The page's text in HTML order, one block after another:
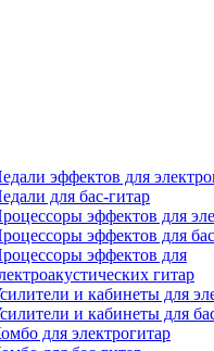
эффектов для
для бас-гитар
эффектов для
эффектов для
эффектов для
гитар
и кабинеты для
и кабинеты для
для электрогитар